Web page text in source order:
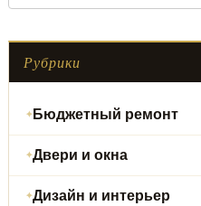
Рубрики
Бюджетный ремонт
Двери и окна
Дизайн и интерьер